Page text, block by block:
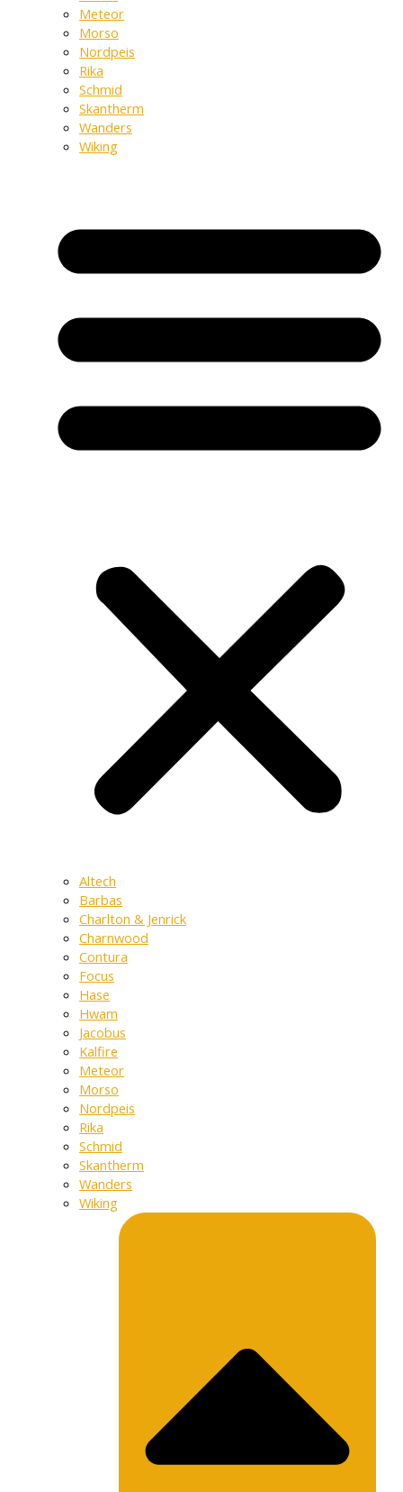
Meteor
Morso
Nordpeis
Rika
Schmid
Skantherm
Wanders
Wiking
Altech
Barbas
Charlton & Jenrick
Charnwood
Contura
Focus
Hase
Hwam
Jacobus
Kalfire
Meteor
Morso
Nordpeis
Rika
Schmid
Skantherm
Wanders
Wiking